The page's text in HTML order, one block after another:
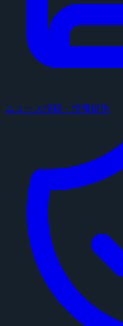
ニュース投稿・情報提供